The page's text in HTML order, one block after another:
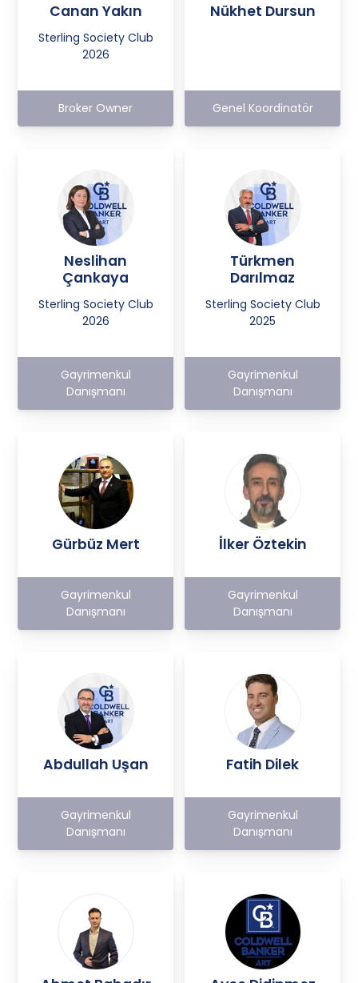
Canan Yakın
Sterling Society Club
2026
Broker Owner
Nükhet Dursun
Genel Koordinatör
Neslihan
Çankaya
Sterling Society Club
2026
Gayrimenkul
Danışmanı
Türkmen
Darılmaz
Sterling Society Club
2025
Gayrimenkul
Danışmanı
Gürbüz Mert
Gayrimenkul
Danışmanı
İlker Öztekin
Gayrimenkul
Danışmanı
Abdullah Uşan
Gayrimenkul
Danışmanı
Fatih Dilek
Gayrimenkul
Danışmanı